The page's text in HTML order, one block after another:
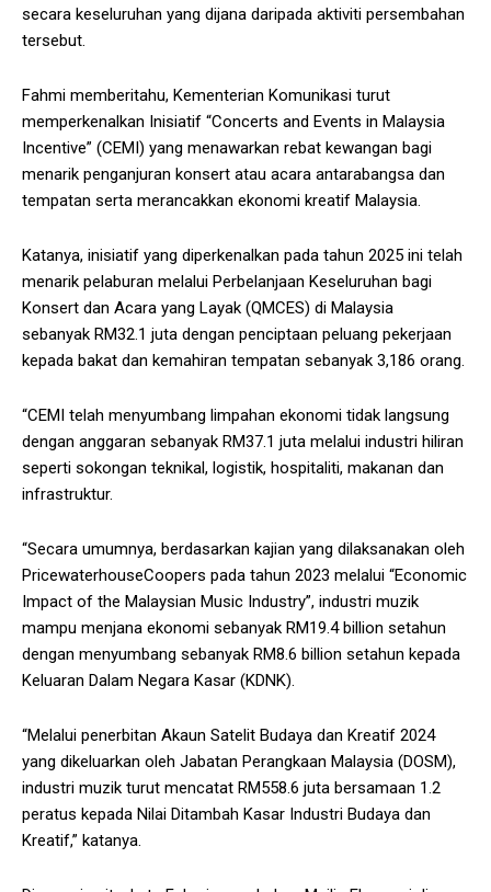
secara keseluruhan yang dijana daripada aktiviti persembahan
tersebut.
Fahmi memberitahu, Kementerian Komunikasi turut
memperkenalkan Inisiatif “Concerts and Events in Malaysia
Incentive” (CEMI) yang menawarkan rebat kewangan bagi
menarik penganjuran konsert atau acara antarabangsa dan
tempatan serta merancakkan ekonomi kreatif Malaysia.
Katanya, inisiatif yang diperkenalkan pada tahun 2025 ini telah
menarik pelaburan melalui Perbelanjaan Keseluruhan bagi
Konsert dan Acara yang Layak (QMCES) di Malaysia
sebanyak RM32.1 juta dengan penciptaan peluang pekerjaan
kepada bakat dan kemahiran tempatan sebanyak 3,186 orang.
“CEMI telah menyumbang limpahan ekonomi tidak langsung
dengan anggaran sebanyak RM37.1 juta melalui industri hiliran
seperti sokongan teknikal, logistik, hospitaliti, makanan dan
infrastruktur.
“Secara umumnya, berdasarkan kajian yang dilaksanakan oleh
PricewaterhouseCoopers pada tahun 2023 melalui “Economic
Impact of the Malaysian Music Industry”, industri muzik
mampu menjana ekonomi sebanyak RM19.4 billion setahun
dengan menyumbang sebanyak RM8.6 billion setahun kepada
Keluaran Dalam Negara Kasar (KDNK).
“Melalui penerbitan Akaun Satelit Budaya dan Kreatif 2024
yang dikeluarkan oleh Jabatan Perangkaan Malaysia (DOSM),
industri muzik turut mencatat RM558.6 juta bersamaan 1.2
peratus kepada Nilai Ditambah Kasar Industri Budaya dan
Kreatif,” katanya.